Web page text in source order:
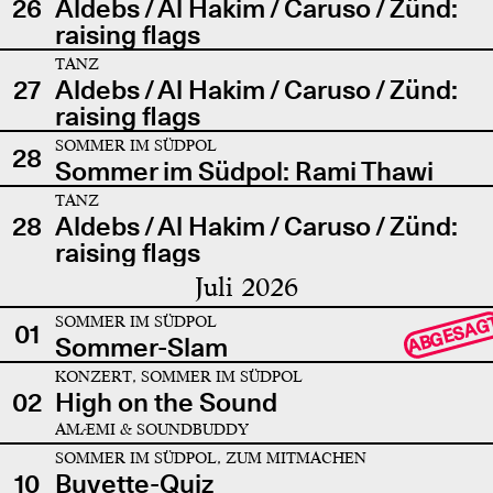
26 Aldebs / Al Hakim / Caruso / Zünd:
raising flags
27
TANZ
Aldebs / Al Hakim / Caruso / Zünd:
raising flags
28
SOMMER IM SÜDPOL
Sommer im Südpol: Rami Thawi
28
TANZ
Aldebs / Al Hakim / Caruso / Zünd:
raising flags
Juli 2026
01 SOMMER IM SÜDPOL
Sommer-Slam
02
KONZERT, SOMMER IM SÜDPOL
High on the Sound
AMÆMI & SOUNDBUDDY
10
SOMMER IM SÜDPOL, ZUM MITMACHEN
Buvette-Quiz